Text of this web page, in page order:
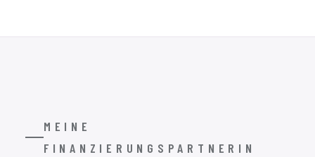
MEINE
FINANZIERUNGSPARTNERIN